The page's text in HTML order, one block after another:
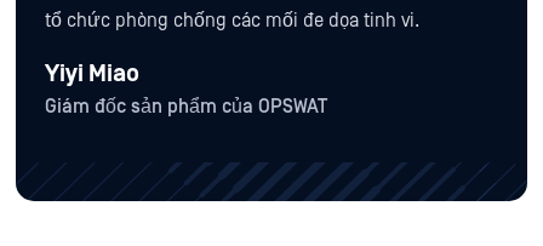
tổ chức phòng chống các mối đe dọa tinh vi.
Yiyi Miao
Giám đốc sản phẩm của OPSWAT